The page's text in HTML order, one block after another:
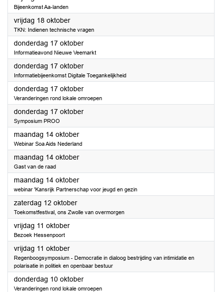
Bijeenkomst Aa-landen
vrijdag 18 oktober2024
TKN: Indienen technische vragen
donderdag 17 oktober2024
Informatieavond Nieuwe Veemarkt
donderdag 17 oktober2024
Informatiebijeenkomst Digitale Toegankelijkheid
donderdag 17 oktober2024
Veranderingen rond lokale omroepen
donderdag 17 oktober2024
Symposium PROO
maandag 14 oktober2024
Webinar Soa Aids Nederland
maandag 14 oktober2024
Gast van de raad
maandag 14 oktober2024
webinar 'Kansrijk Partnerschap voor jeugd en gezin
zaterdag 12 oktober2024
Toekomstfestival, ons Zwolle van overmorgen
vrijdag 11 oktober2024
Bezoek Hessenpoort
vrijdag 11 oktober2024
Regenboogsymposium - Democratie in dialoog bestrijding van intimidatie en
polarisatie in politiek en openbaar bestuur
donderdag 10 oktober2024
Veranderingen rond lokale omroepen